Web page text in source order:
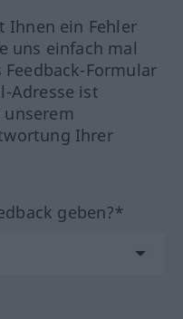
Ihnen ein Fehler
uns einfach mal
Formular
Adresse ist
Ihrer
geben?*